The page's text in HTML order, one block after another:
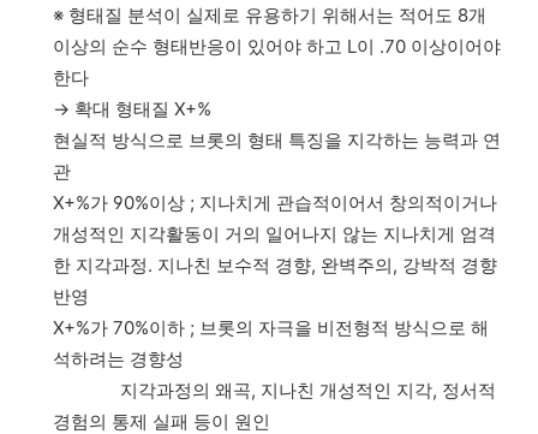
※ 형태질 분석이 실제로 유용하기 위해서는 적어도 8개
이상의 순수 형태반응이 있어야 하고 L이 .70 이상이어야
한다
→ 확대 형태질 X+%
현실적 방식으로 브롯의 형태 특징을 지각하는 능력과 연
관
X+%가 90%이상 ; 지나치게 관습적이어서 창의적이거나
개성적인 지각활동이 거의 일어나지 않는 지나치게 엄격
한 지각과정. 지나친 보수적 경향, 완벽주의, 강박적 경향
반영
X+%가 70%이하 ; 브롯의 자극을 비전형적 방식으로 해
석하려는 경향성
지각과정의 왜곡, 지나친 개성적인 지각, 정서적
경험의 통제 실패 등이 원인